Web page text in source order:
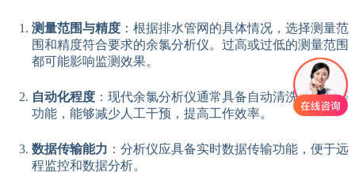
测量范围与精度 ：根据排水管网的具体情况，选择测量范
围和精度符合要求的余氯分析仪。过高或过低的测量范围
都可能影响监测效果。
自动化程度 ：现代余氯分析仪通常具备自动清洗、校准等
功能，能够减少人工干预，提高工作效率。
数据传输能力 ：分析仪应具备实时数据传输功能，便于远
程监控和数据分析。